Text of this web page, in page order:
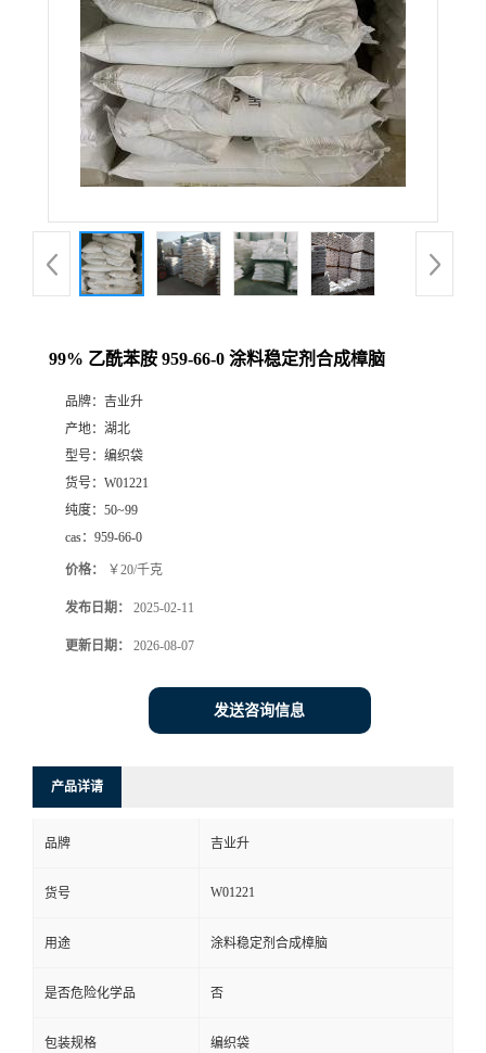
99% 乙酰苯胺 959-66-0 涂料稳定剂合成樟脑
品牌： 吉业升
产地： 湖北
型号： 编织袋
货号： W01221
纯度： 50~99
cas： 959-66-0
价格： ￥20/千克
发布日期： 2025-02-11
更新日期： 2026-08-07
发送咨询信息
产品详请
品牌 吉业升
货号 W01221
用途 涂料稳定剂合成樟脑
是否危险化学品 否
包装规格 编织袋